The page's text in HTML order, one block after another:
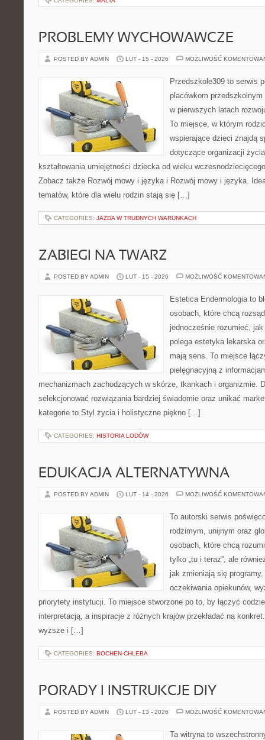
PROBLEMY WYCHOWAWCZE
POSTED BY ADMIN LUT - 15 - 2026 MOŻLIWOŚĆ
Przedszkole309 to serwis
placówkom
w pierwszych latach
To miejsce, w którym
wspierające dzieci znajdą
dotyczące organizacji
kształtowania umiejętności dziecka od wieku
Zobacz także Rozwój mowy i języka i Rozwój mowy i języka.
tematów, które dla wielu rodzin stają się […]
CATEGORIES: JAZDA W TRUDNYCH WARUNKACH
ZABIEGI NA TWARZ
POSTED BY ADMIN LUT - 15 - 2026 MOŻLIWOŚĆ
Estetica Endermologia to
osobach, które chcą
jednocześnie rozumieć,
polega estetyka lekarska
mają sens. To miejsce
pielęgnacyjną z
mechanizmach zachodzących w skórze, tkankach i organizmie.
selekcjonować rozwiązania bardziej świadomie oraz unikać
kategorie to Styl życia i holistyczne piękno […]
CATEGORIES: HISTORIA LODÓW
EDUKACJA ALTERNATYWNA
POSTED BY ADMIN LUT - 14 - 2026 MOŻLIWOŚĆ
To autorski serwis
rodzimym, unijnym oraz
osobach, które chcą
tylko „tu i teraz”, ale
jak zmieniają się
oczekiwania opiekunów,
priorytety instytucji. To miejsce stworzone po to, by łączyć
interpretacją, a inspiracje z różnych krajów przekładać na
wyższe i […]
CATEGORIES: BOCHEN-CHLEBA
PORADY I INSTRUKCJE DIY
POSTED BY ADMIN LUT - 13 - 2026 MOŻLIWOŚĆ
Ta witryna to